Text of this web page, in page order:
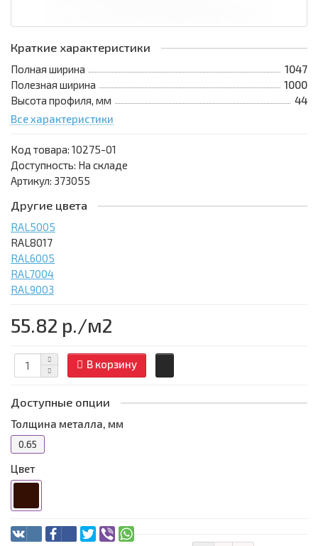
Краткие характеристики
Полная ширина
1047
Полезная ширина
1000
Высота профиля, мм
44
Все характеристики
Код товара: 10275-01
Доступность: На складе
Артикул: 373055
Другие цвета
RAL5005
RAL8017
RAL6005
RAL7004
RAL9003
55.82 р./м2
В корзину
Доступные опции
Толщина металла, мм
0.65
Цвет